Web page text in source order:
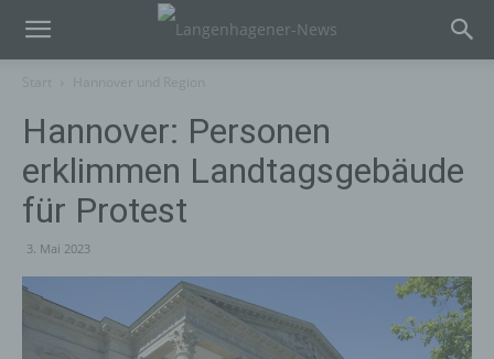
Hannover: Personen
erklimmen Landtagsgebäude
für Protest
3. Mai 2023